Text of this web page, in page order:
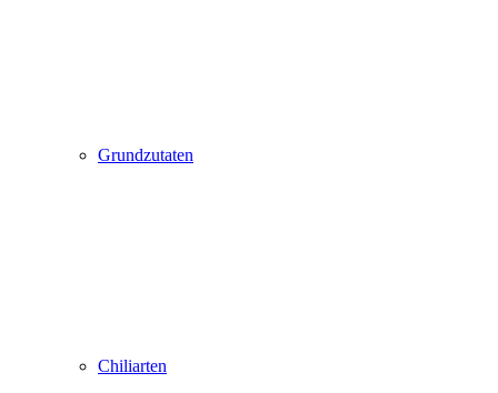
Grundzutaten
Chiliarten